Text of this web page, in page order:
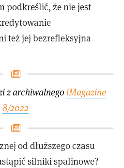
podkreślić, że nie jest
też jej bezrefleksyjna
z archiwalnego iMagazine
8/2022
od dłuższego czasu
silniki spalinowe?